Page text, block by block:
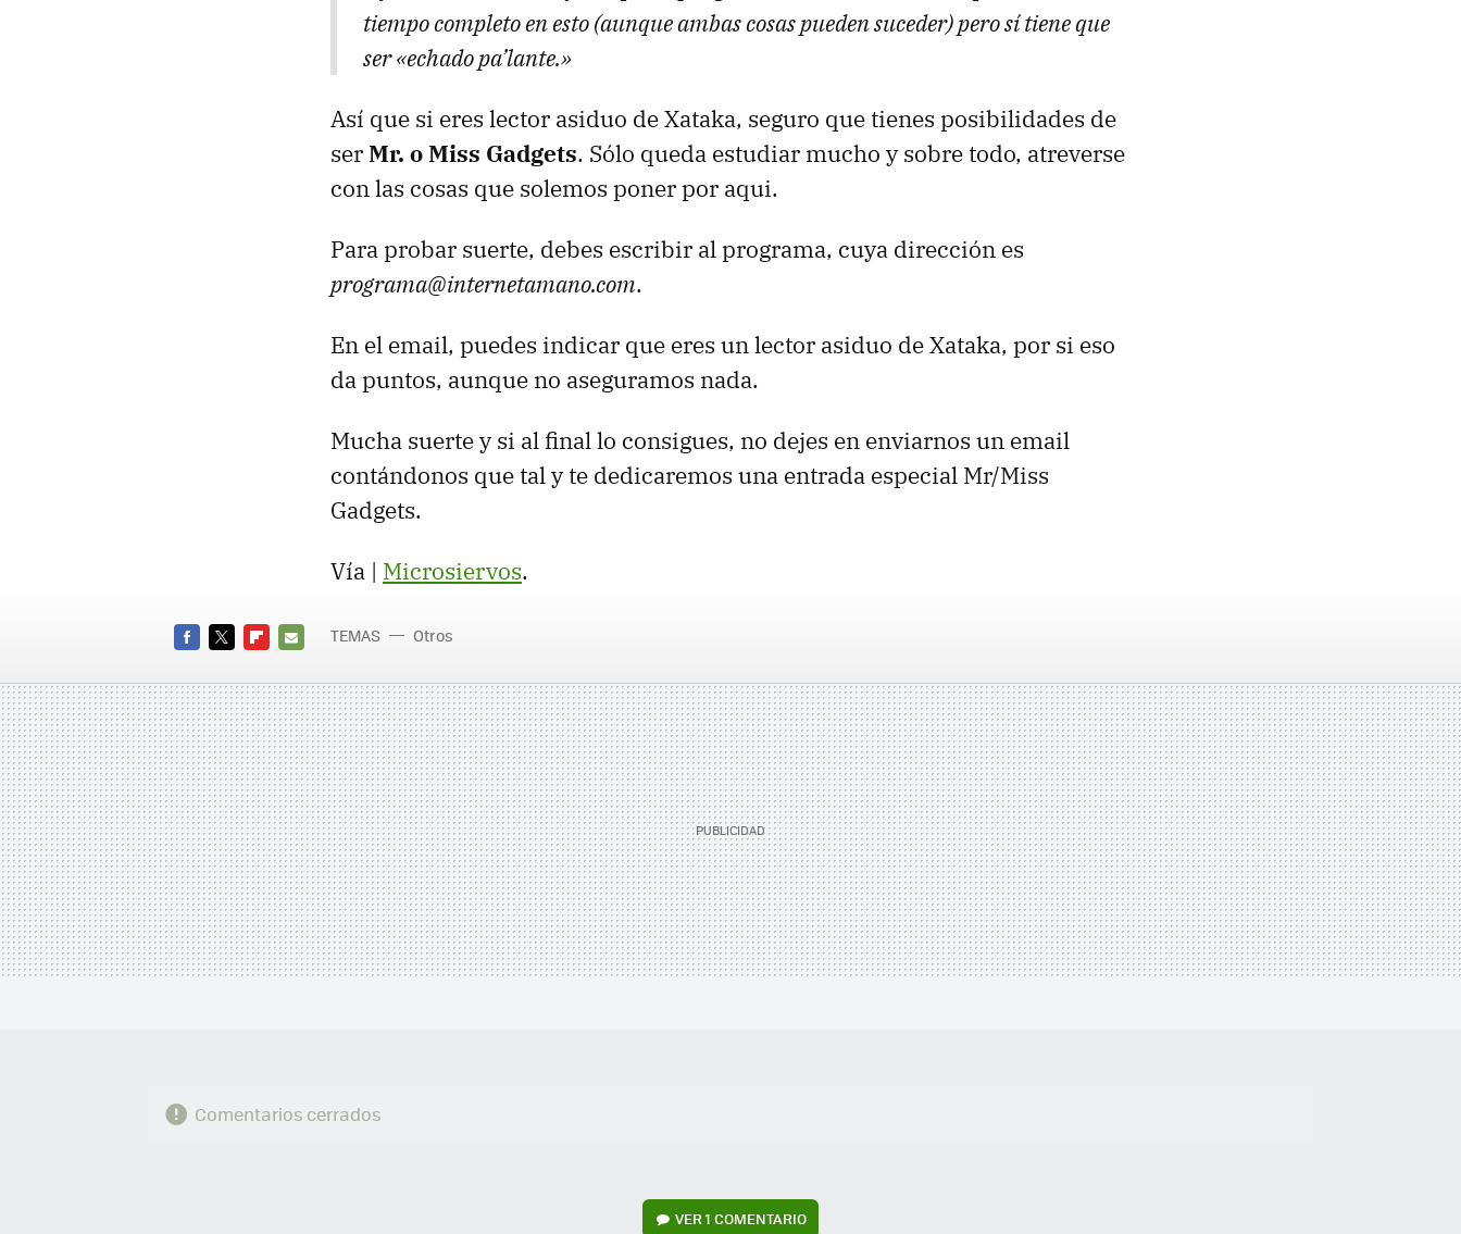
tiempo completo en esto (aunque ambas cosas pueden suceder) pero sí tiene que
ser «echado pa’lante.»
Así que si eres lector asiduo de Xataka, seguro que tienes posibilidades de
serMr. o Miss Gadgets. Sólo queda estudiar mucho y sobre todo, atreverse
con las cosas que solemos poner por aqui.
Para probar suerte, debes escribir al programa, cuya dirección es
programa@internetamano.com.
En el email, puedes indicar que eres un lector asiduo de Xataka, por si eso
da puntos, aunque no aseguramos nada.
Mucha suerte y si al final lo consigues, no dejes en enviarnos un email
contándonos que tal y te dedicaremos una entrada especial Mr/Miss
Gadgets.
Vía | Microsiervos.
MAIL
TEMAS Otros
Comentarios cerrados
VER1 COMENTARIO